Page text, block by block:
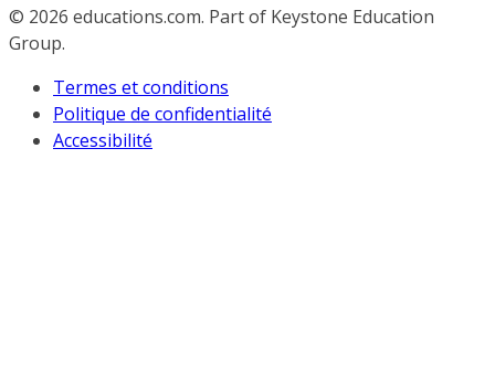
© 2026 educations.com. Part of Keystone Education
Group.
Termes et conditions
Politique de confidentialité
Accessibilité